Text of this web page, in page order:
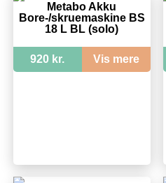
Metabo Akku
Bore-/skruemaskine BS
18 L BL (solo)
920 kr. Vis mere